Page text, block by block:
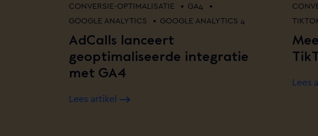
CONVERSIE-OPTIMALISATIE • GA4 •
GOOGLE ANALYTICS • GOOGLE ANALYTICS 4
AdCalls lanceert
geoptimaliseerde integratie
met GA4
Lees artikel
Lees